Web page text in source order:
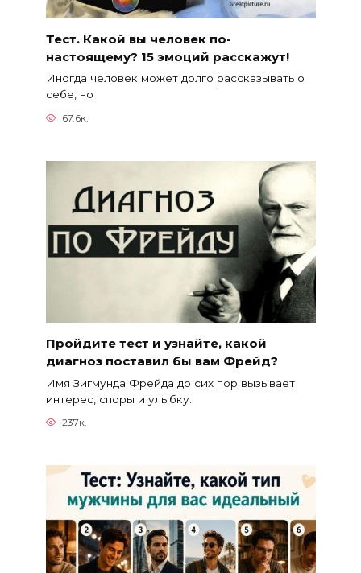
Тест. Какой вы человек по-
настоящему? 15 эмоций расскажут!
Иногда человек может долго рассказывать о
себе, но
67.6к.
Пройдите тест и узнайте, какой
диагноз поставил бы вам Фрейд?
Имя Зигмунда Фрейда до сих пор вызывает
интерес, споры и улыбку.
237к.